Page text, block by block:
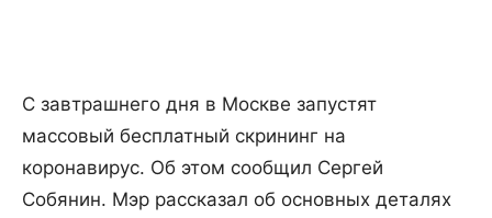
С завтрашнего дня в Москве запустят
массовый бесплатный скрининг на
коронавирус. Об этом сообщил Сергей
Собянин. Мэр рассказал об основных деталях